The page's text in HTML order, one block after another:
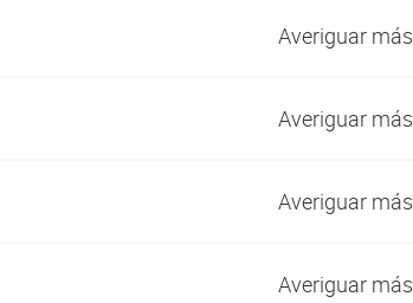
Averiguar más
Averiguar más
Averiguar más
Averiguar más